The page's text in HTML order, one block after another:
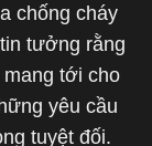
chống cháy
tưởng rằng
tới cho
yêu cầu
tuyệt đối.